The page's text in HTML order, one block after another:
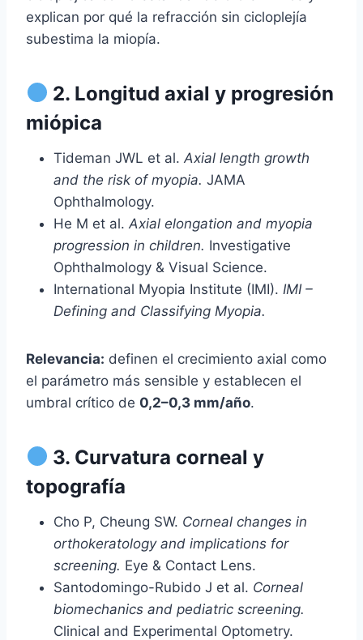
explican por qué la refracción sin cicloplejía
subestima la miopía.
2. Longitud axial y progresión
miópica
Tideman JWL et al. Axial length growth
and the risk of myopia. JAMA
Ophthalmology.
He M et al. Axial elongation and myopia
progression in children. Investigative
Ophthalmology & Visual Science.
International Myopia Institute (IMI). IMI –
Defining and Classifying Myopia.
Relevancia: definen el crecimiento axial como
el parámetro más sensible y establecen el
umbral crítico de 0,2–0,3 mm/año.
3. Curvatura corneal y
topografía
Cho P, Cheung SW. Corneal changes in
orthokeratology and implications for
screening. Eye & Contact Lens.
Santodomingo-Rubido J et al. Corneal
biomechanics and pediatric screening.
Clinical and Experimental Optometry.